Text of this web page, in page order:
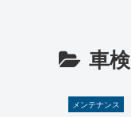
車検
メンテナンス